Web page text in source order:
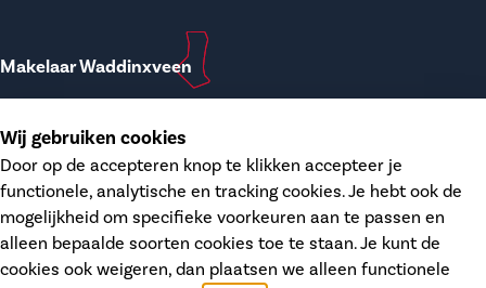
Makelaar Waddinxveen
T. 0182-748207
E. waddinxveen@dupree.nl
Kanaalstraat 12
2741 HH Waddinxveen
KvK.
68406606
Wij gebruiken cookies
Door op de accepteren knop te klikken accepteer je
functionele, analytische en tracking cookies. Je hebt ook de
mogelijkheid om specifieke voorkeuren aan te passen en
alleen bepaalde soorten cookies toe te staan. Je kunt de
cookies ook weigeren, dan plaatsen we alleen functionele